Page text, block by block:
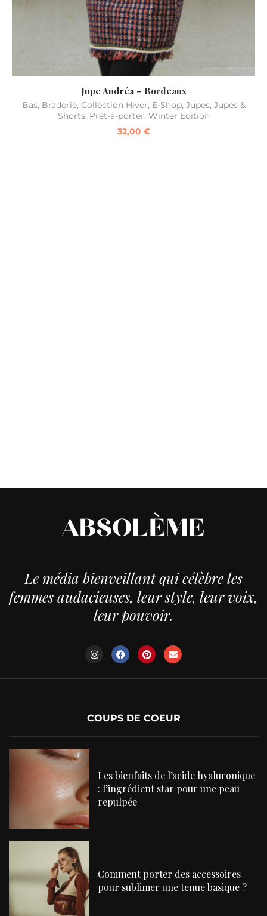
Jupe Andréa – Bordeaux
Bas, Braderie, Collection Hiver, E-Shop, Jupes, Jupes &
Shorts, Prêt-à-porter, Winter Edition
32,00 €
Le média bienveillant qui célèbre les
femmes audacieuses, leur style, leur voix,
leur pouvoir.
COUPS DE COEUR
Les bienfaits de l’acide hyaluronique
: l’ingrédient star pour une peau
repulpée
Comment porter des accessoires
pour sublimer une tenue basique ?